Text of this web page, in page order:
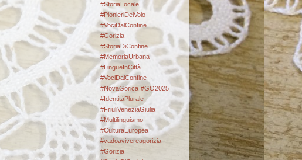
#StoriaLocale
#PionieriDelVolo
#VociDalConfine
#Gorizia
#StoriaDiConfine
#MemoriaUrbana
#LingueInCittà
#VociDalConfine
#NovaGorica #GO2025
#IdentitàPlurale
#FriuliVeneziaGiulia
#Multilinguismo
#CulturaEuropea
#vadoavivereagorizia
#Gorizia